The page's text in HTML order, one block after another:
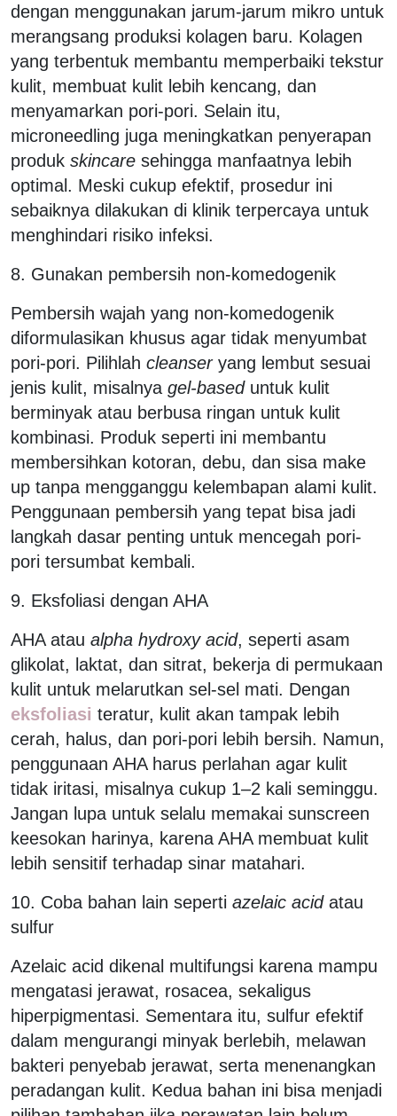
dengan menggunakan jarum-jarum mikro untuk
merangsang produksi kolagen baru. Kolagen
yang terbentuk membantu memperbaiki tekstur
kulit, membuat kulit lebih kencang, dan
menyamarkan pori-pori. Selain itu,
microneedling juga meningkatkan penyerapan
produk skincare sehingga manfaatnya lebih
optimal. Meski cukup efektif, prosedur ini
sebaiknya dilakukan di klinik terpercaya untuk
menghindari risiko infeksi.
8. Gunakan pembersih non-komedogenik
Pembersih wajah yang non-komedogenik
diformulasikan khusus agar tidak menyumbat
pori-pori. Pilihlah cleanseryang lembut sesuai
jenis kulit, misalnya gel-baseduntuk kulit
berminyak atau berbusa ringan untuk kulit
kombinasi. Produk seperti ini membantu
membersihkan kotoran, debu, dan sisa make
up tanpa mengganggu kelembapan alami kulit.
Penggunaan pembersih yang tepat bisa jadi
langkah dasar penting untuk mencegah pori-
pori tersumbat kembali.
9. Eksfoliasi dengan AHA
AHA atau alpha hydroxy acid, seperti asam
glikolat, laktat, dan sitrat, bekerja di permukaan
kulit untuk melarutkan sel-sel mati. Dengan
eksfoliasi teratur, kulit akan tampak lebih
cerah, halus, dan pori-pori lebih bersih. Namun,
penggunaan AHA harus perlahan agar kulit
tidak iritasi, misalnya cukup 1–2 kali seminggu.
Jangan lupa untuk selalu memakai sunscreen
keesokan harinya, karena AHA membuat kulit
lebih sensitif terhadap sinar matahari.
10. Coba bahan lain seperti azelaic acidatau
sulfur
Azelaic acid dikenal multifungsi karena mampu
mengatasi jerawat, rosacea, sekaligus
hiperpigmentasi. Sementara itu, sulfur efektif
dalam mengurangi minyak berlebih, melawan
bakteri penyebab jerawat, serta menenangkan
peradangan kulit. Kedua bahan ini bisa menjadi